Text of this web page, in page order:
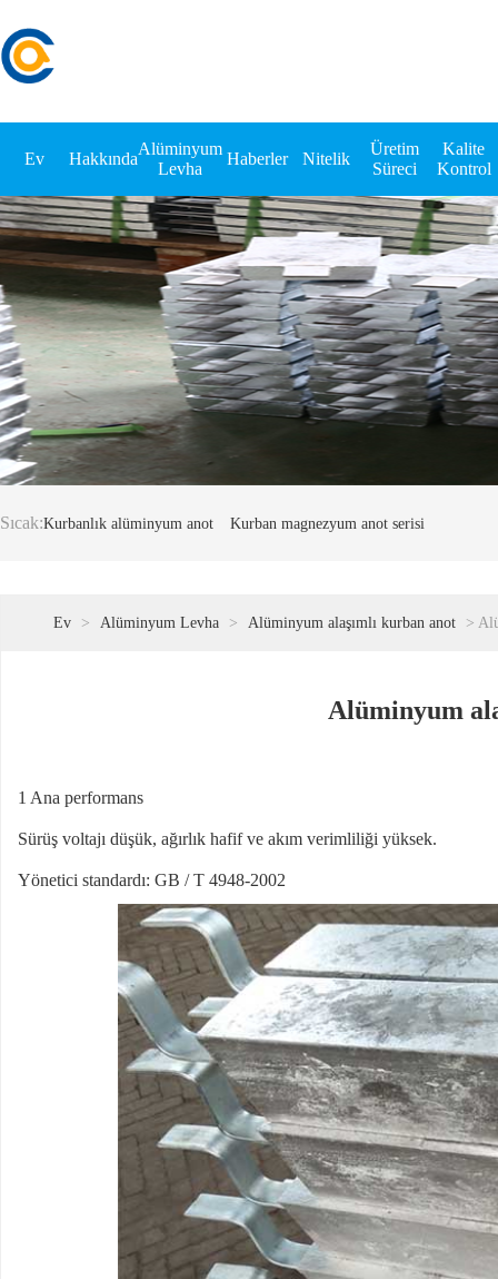
Ev Hakkında
Alüminyum
Levha
Haberler Nitelik
Üretim
Süreci
Kalite
Kontrol
Sıcak:Kurbanlık alüminyum anot Kurban magnezyum anot serisi
Ev > Alüminyum Levha > Alüminyum alaşımlı kurban anot >
Alüminyum
1 Ana performans
Sürüş voltajı düşük, ağırlık hafif ve akım verimliliği yüksek.
Yönetici standardı: GB / T 4948-2002